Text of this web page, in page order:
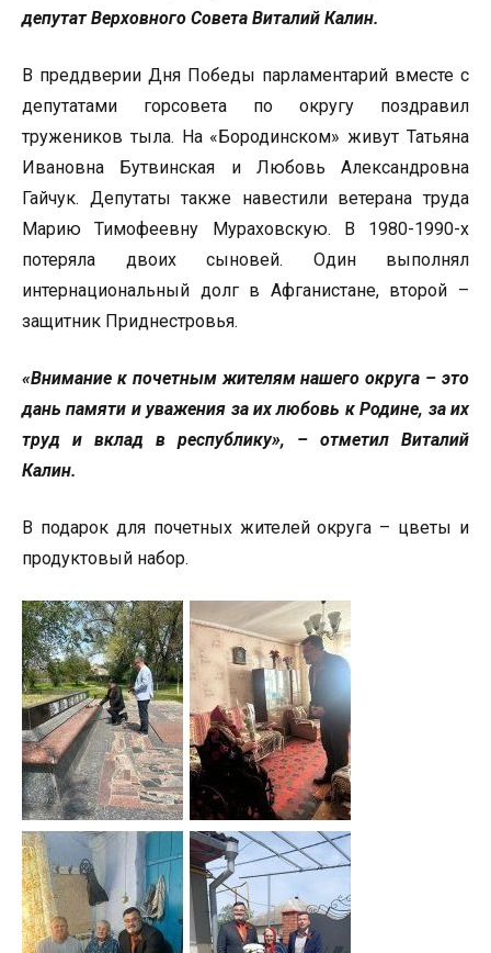
депутат Верховного Совета Виталий Калин.
В преддверии Дня Победы парламентарий вместе с
депутатами горсовета по округу поздравил
тружеников тыла. На «Бородинском» живут Татьяна
Ивановна Бутвинская и Любовь Александровна
Гайчук. Депутаты также навестили ветерана труда
Марию Тимофеевну Мураховскую. В 1980-1990-х
потеряла двоих сыновей. Один выполнял
интернациональный долг в Афганистане, второй –
защитник Приднестровья.
«Внимание к почетным жителям нашего округа – это
дань памяти и уважения за их любовь к Родине, за их
труд и вклад в республику», – отметил Виталий
Калин.
В подарок для почетных жителей округа – цветы и
продуктовый набор.